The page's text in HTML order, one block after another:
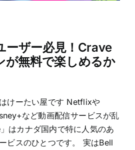
ーザー必見！Crave
が無料で楽しめるか
けーたい屋です Netflixや
など動画配信サービスが乱
はカナダ国内で特に人気のあ
ビスのひとつです。 実はBell